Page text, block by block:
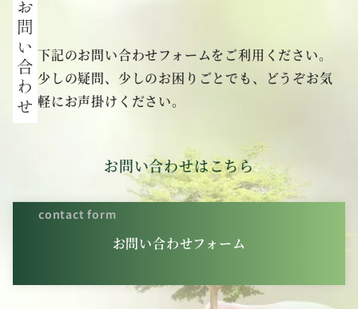
下記のお問い合わせフォームをご利用ください。
少しの疑問、少しのお困りごとでも、どうぞお気
軽にお声掛けください。
お問い合わせはこちら
contact form
お問い合わせフォーム